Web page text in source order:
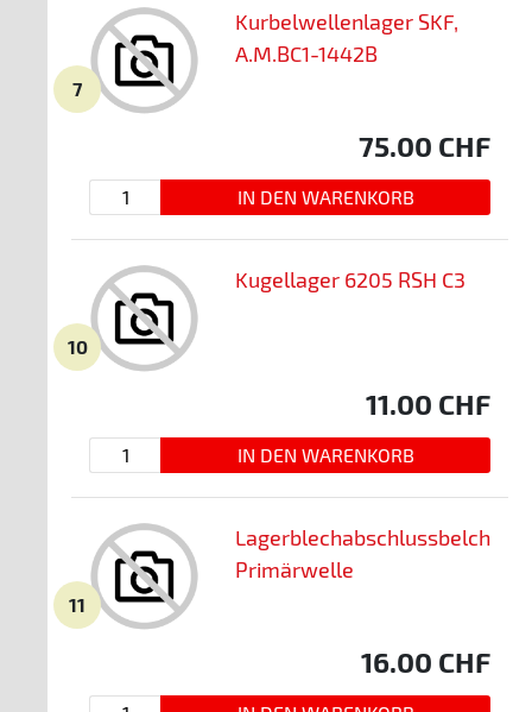
7
Kurbelwellenlager SKF,
A.M.BC1-1442B
75.00 CHF
10
Kugellager 6205 RSH C3
11.00 CHF
11
Lagerblechabschlussbelch
Primärwelle
16.00 CHF